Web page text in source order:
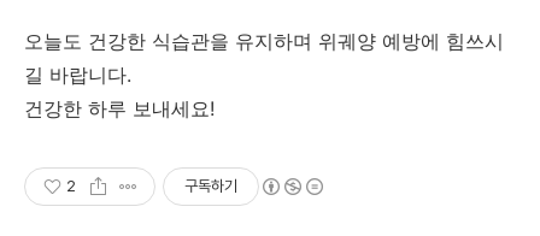
오늘도 건강한 식습관을 유지하며 위궤양 예방에 힘쓰시
길 바랍니다.
건강한 하루 보내세요!
2 구독하기